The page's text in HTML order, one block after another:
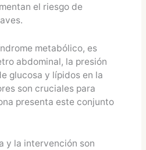
el riesgo de
metabólico, es
abdominal, la presión
glucosa y lípidos en la
son cruciales para
presenta este conjunto
y la intervención son